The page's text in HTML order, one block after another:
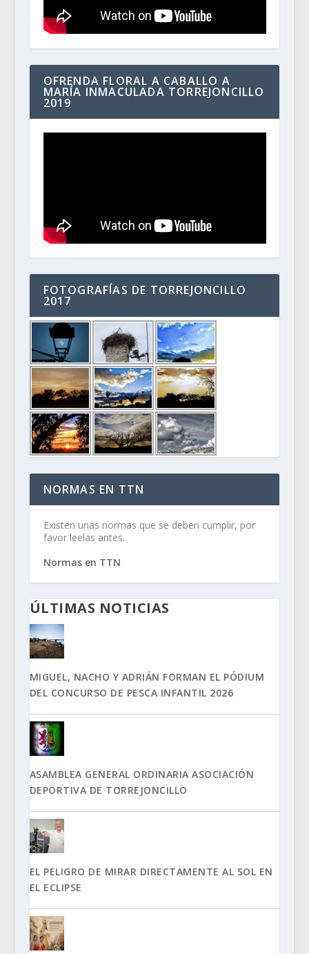
OFRENDA FLORAL A CABALLO A
MARÍA INMACULADA TORREJONCILLO
2019
FOTOGRAFÍAS DE TORREJONCILLO
2017
NORMAS EN TTN
Existen unas normas que se deben cumplir, por
favor leelas antes.
Normas en TTN
ÚLTIMAS NOTICIAS
MIGUEL, NACHO Y ADRIÁN FORMAN EL PÓDIUM
DEL CONCURSO DE PESCA INFANTIL 2026
ASAMBLEA GENERAL ORDINARIA ASOCIACIÓN
DEPORTIVA DE TORREJONCILLO
EL PELIGRO DE MIRAR DIRECTAMENTE AL SOL EN
EL ECLIPSE